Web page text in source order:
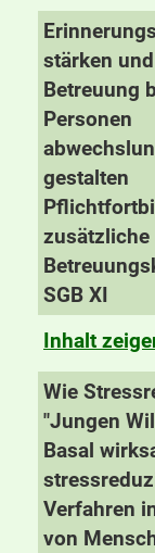
stärken
Betreuung
Personen
gestalten
zusätzliche
SGB XI
Inhalt
Wie
"Jungen
Basal
Verfahren
von